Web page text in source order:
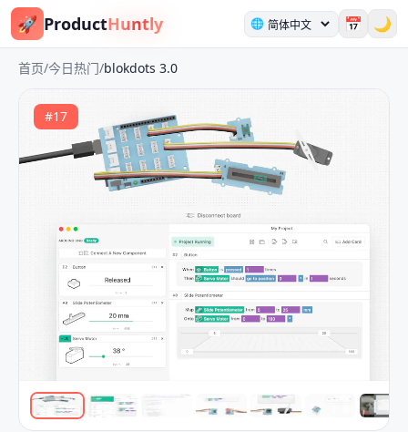
🚀 ProductHuntly 🌐 📅 🌙
首页/今日热门/blokdots 3.0
#17